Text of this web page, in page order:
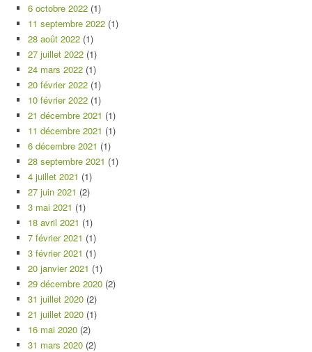
6 octobre 2022 (1)
11 septembre 2022 (1)
28 août 2022 (1)
27 juillet 2022 (1)
24 mars 2022 (1)
20 février 2022 (1)
10 février 2022 (1)
21 décembre 2021 (1)
11 décembre 2021 (1)
6 décembre 2021 (1)
28 septembre 2021 (1)
4 juillet 2021 (1)
27 juin 2021 (2)
3 mai 2021 (1)
18 avril 2021 (1)
7 février 2021 (1)
3 février 2021 (1)
20 janvier 2021 (1)
29 décembre 2020 (2)
31 juillet 2020 (2)
21 juillet 2020 (1)
16 mai 2020 (2)
31 mars 2020 (2)